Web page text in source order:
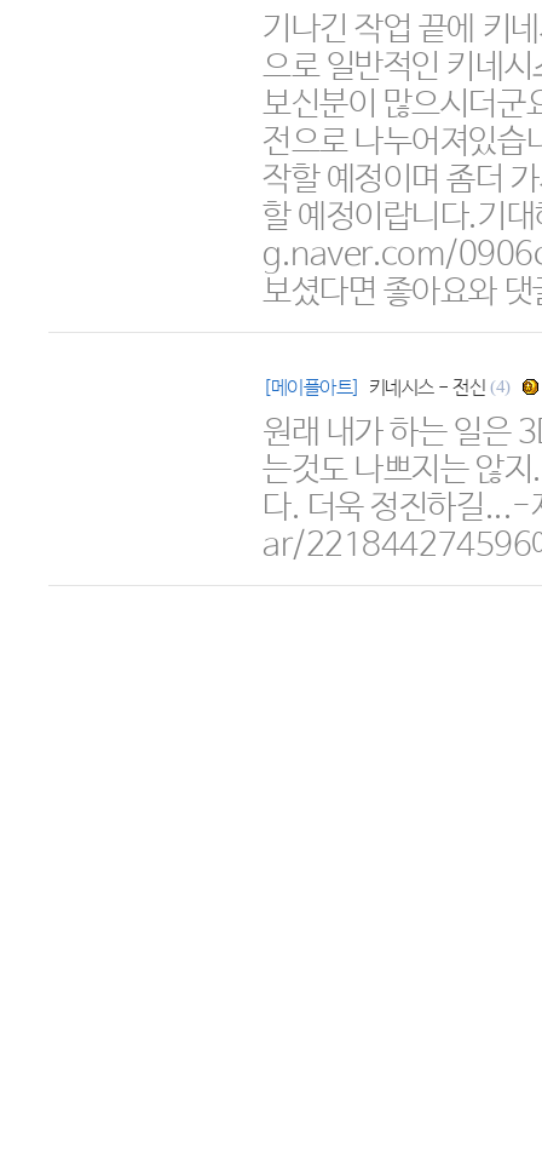
기나긴 작업 끝에 키
으로 일반적인 키네
보신분이 많으시더군
전으로 나누어져있습
작할 예정이며 좀더
할 예정이랍니다.​기
g.naver.com/
보셨다면 좋아요와
[메이플아트] 키네시스 - 전신 (4)
원래 내가 하는 일은
는것도 나쁘지는 않
다. 더욱 정진하길
ar/221844274596